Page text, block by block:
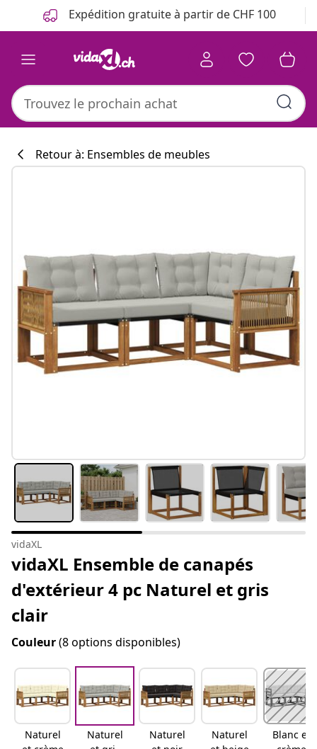
Précédent Expédition gratuite à partir de CHF 100
Retour à: Ensembles de meubles
vidaXL
vidaXL Ensemble de canapés
d'extérieur 4 pc Naturel et gris
clair
Couleur(8 options disponibles)
Naturel
Naturel
Naturel
Naturel
Blanc et